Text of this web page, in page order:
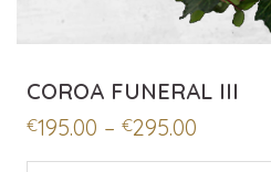
COROA FUNERAL III
€195.00 – €295.00